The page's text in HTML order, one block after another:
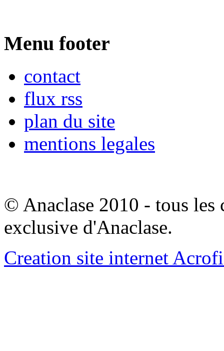
Menu footer
contact
flux rss
plan du site
mentions legales
© Anaclase 2010 - tous les
exclusive d'Anaclase.
Creation site internet